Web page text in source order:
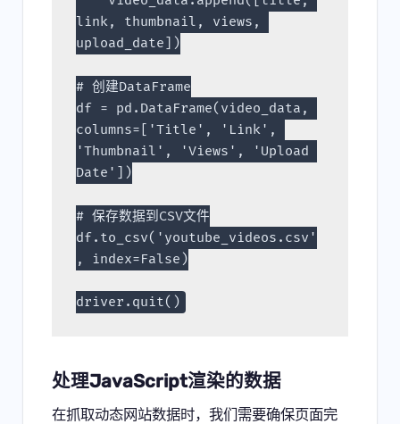
link, thumbnail, views,
upload_date])
# 创建DataFrame
df = pd.DataFrame(video_data,
columns=['Title', 'Link',
'Thumbnail', 'Views', 'Upload
Date'])
# 保存数据到CSV文件
df.to_csv('youtube_videos.csv'
, index=False)
driver.quit()
处理JavaScript渲染的数据
在抓取动态网站数据时，我们需要确保页面完